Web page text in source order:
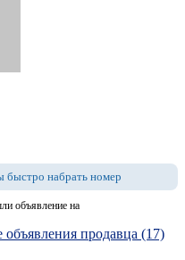
быстро набрать номер
объявление на
объявления продавца (17)